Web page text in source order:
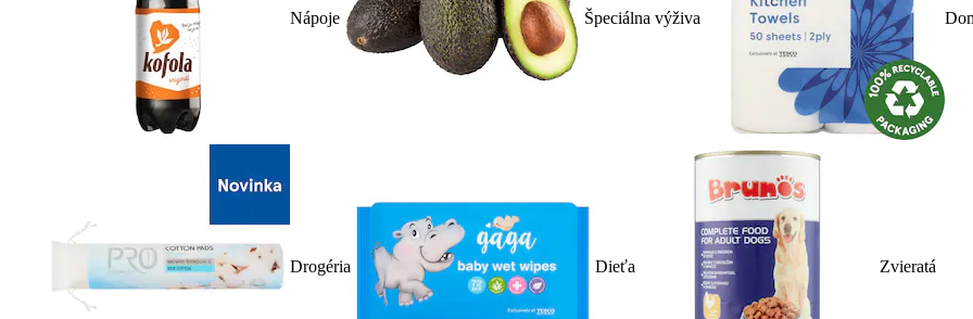
Nápoje Špeciálna výživa
Drogéria Dieťa Zvieratá